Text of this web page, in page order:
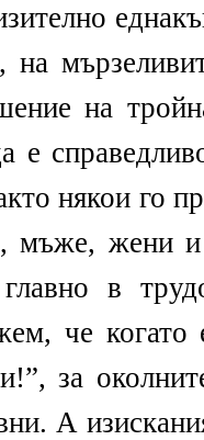
на
на
е
някои го
мъже, жени и
главно в
че когато
за
А